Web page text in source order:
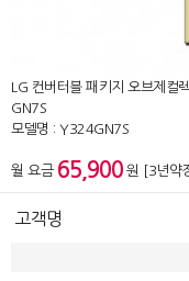
LG 컨버터블 패키지 오브제
GN7S
모델명 : Y324GN7S
월 요금 65,900 원 [3년약
고객명